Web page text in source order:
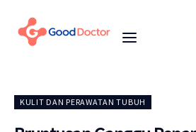
KULIT DAN PERAWATAN TUBUH